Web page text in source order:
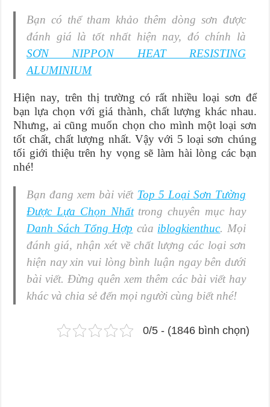
Bạn có thể tham khảo thêm dòng sơn được
đánh giá là tốt nhất hiện nay, đó chính là
SƠN NIPPON HEAT RESISTING
ALUMINIUM
Hiện nay, trên thị trường có rất nhiều loại sơn để
bạn lựa chọn với giá thành, chất lượng khác nhau.
Nhưng, ai cũng muốn chọn cho mình một loại sơn
tốt chất, chất lượng nhất. Vậy với 5 loại sơn chúng
tối giới thiệu trên hy vọng sẽ làm hài lòng các bạn
nhé!
Bạn đang xem bài viết Top 5 Loại Sơn Tường
Được Lựa Chọn Nhấttrong chuyên mục hay
Danh Sách Tổng Hợp của iblogkienthuc. Mọi
đánh giá, nhận xét về chất lượng các loại sơn
hiện nay xin vui lòng bình luận ngay bên dưới
bài viết. Đừng quên xem thêm các bài viết hay
khác và chia sẻ đến mọi người cùng biết nhé!
0/5 - (1846 bình chọn)